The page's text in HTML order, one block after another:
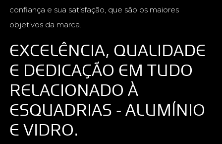
confiança e sua satisfação, que são os maiores
objetivos da marca.
EXCELÊNCIA, QUALIDADE
E DEDICAÇÃO EM TUDO
RELACIONADO À
ESQUADRIAS - ALUMÍNIO
E VIDRO.